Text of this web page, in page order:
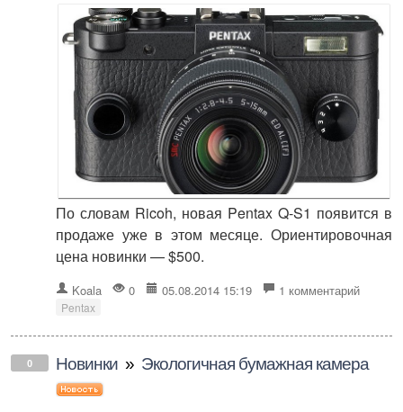
По словам Ricoh, новая Pentax Q-S1 появится в
продаже уже в этом месяце. Ориентировочная
цена новинки — $500.
Koala 0 05.08.2014 15:19 1 комментарий
Pentax
0 Новинки » Экологичная бумажная камера